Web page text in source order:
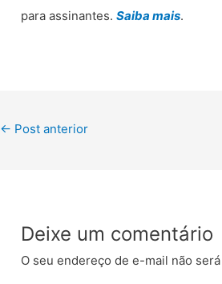
para assinantes.Saiba mais.
← Post anterior
Deixe um comentário
O seu endereço de e-mail não